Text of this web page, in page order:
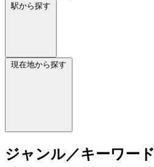
駅から探す
現在地から探す
ジャンル／キーワード